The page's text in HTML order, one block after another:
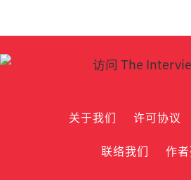
关于我们 许可协议
联络我们
作